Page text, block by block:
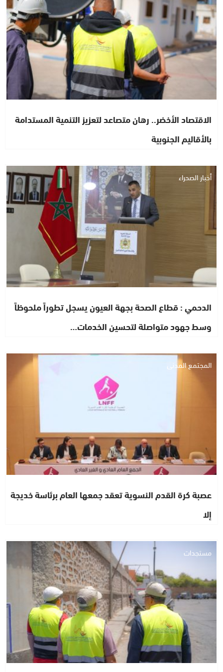
الاقتصاد الأخضر.. رهان متصاعد لتعزيز التنمية المستدامة
بالأقاليم الجنوبية
أخبار الصحراء
الدحمي : قطاع الصحة بجهة العيون يسجل تطوراً ملحوظاً
وسط جهود متواصلة لتحسين الخدمات…
المجتمع المدني
عصبة كرة القدم النسوية تعقد جمعها العام برئاسة خديجة
إلا
مستجدات